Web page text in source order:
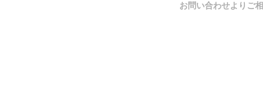
お問い合わせよりご